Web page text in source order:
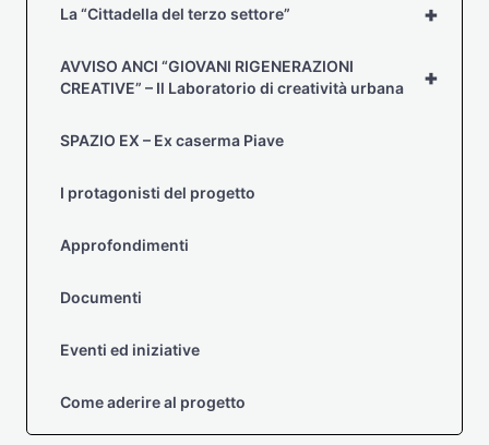
+
La “Cittadella del terzo settore”
+
AVVISO ANCI “GIOVANI RIGENERAZIONI
CREATIVE” – Il Laboratorio di creatività urbana
SPAZIO EX – Ex caserma Piave
I protagonisti del progetto
Approfondimenti
Documenti
Eventi ed iniziative
Come aderire al progetto